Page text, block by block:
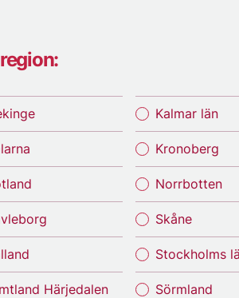
Härjedalen
Kalmar län
Kronoberg
Norrbotten
Skåne
Stockholms
Sörmland